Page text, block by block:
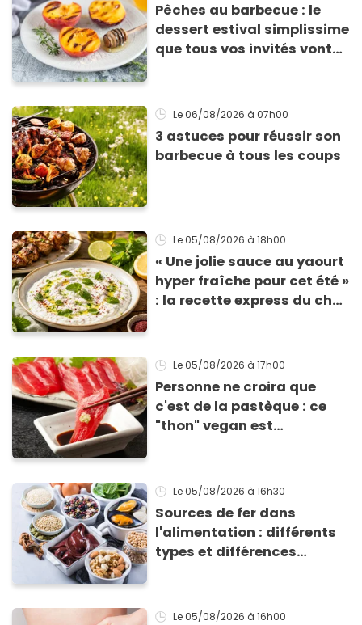
Pêches au barbecue : le
dessert estival simplissime
que tous vos invités vont
Le 06/08/2026 à 07h00
3 astuces pour réussir son
barbecue à tous les coups
Le 05/08/2026 à 18h00
« Une jolie sauce au yaourt
hyper fraîche pour cet été »
: la recette express du chef
grillades
Le 05/08/2026 à 17h00
Personne ne croira que
c'est de la pastèque : ce
"thon" vegan est
Le 05/08/2026 à 16h30
Sources de fer dans
l'alimentation : différents
types et différences
Le 05/08/2026 à 16h00